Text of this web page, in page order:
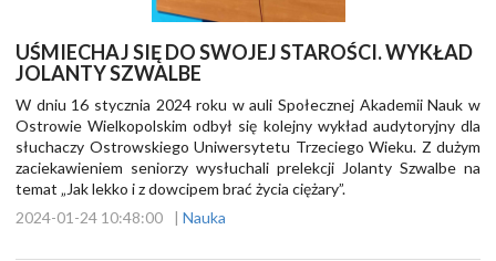
UŚMIECHAJ SIĘ DO SWOJEJ STAROŚCI. WYKŁAD
JOLANTY SZWALBE
W dniu 16 stycznia 2024 roku w auli Społecznej Akademii Nauk w
Ostrowie Wielkopolskim odbył się kolejny wykład audytoryjny dla
słuchaczy Ostrowskiego Uniwersytetu Trzeciego Wieku. Z dużym
zaciekawieniem seniorzy wysłuchali prelekcji Jolanty Szwalbe na
temat „Jak lekko i z dowcipem brać życia ciężary”.
2024-01-24 10:48:00
| Nauka